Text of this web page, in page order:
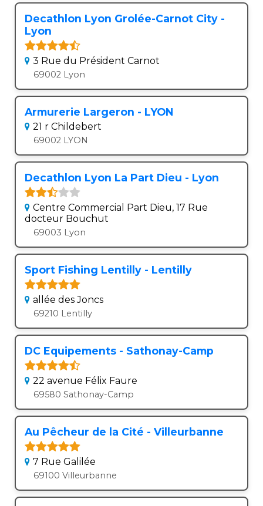
Decathlon Lyon Grolée-Carnot City -
Lyon
3 Rue du Président Carnot
69002 Lyon
Armurerie Largeron - LYON
21 r Childebert
69002 LYON
Decathlon Lyon La Part Dieu - Lyon
Centre Commercial Part Dieu, 17 Rue
docteur Bouchut
69003 Lyon
Sport Fishing Lentilly - Lentilly
allée des Joncs
69210 Lentilly
DC Equipements - Sathonay-Camp
22 avenue Félix Faure
69580 Sathonay-Camp
Au Pêcheur de la Cité - Villeurbanne
7 Rue Galilée
69100 Villeurbanne